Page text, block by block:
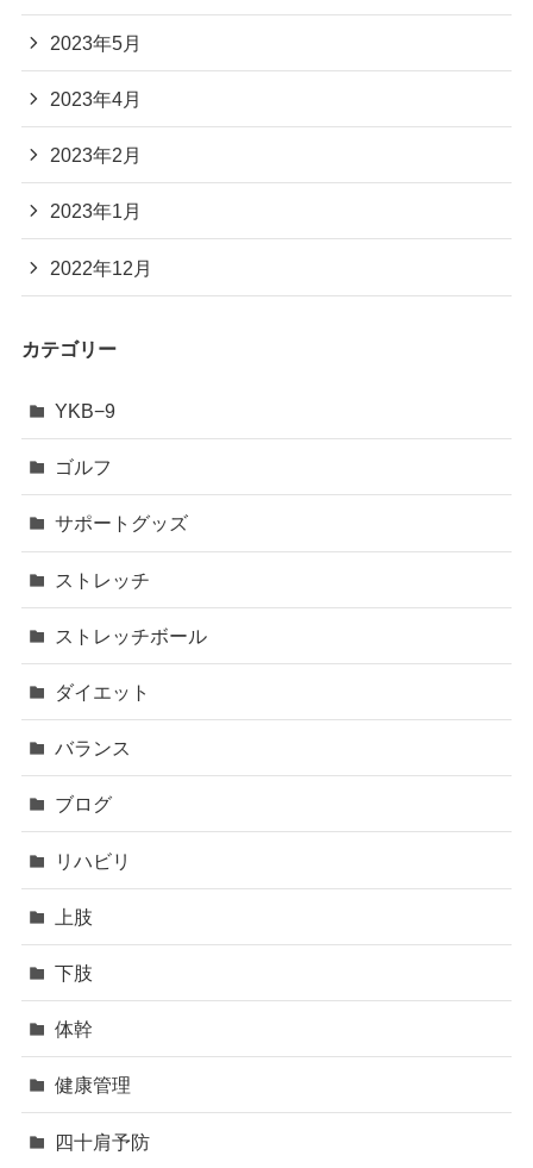
2023年5月
2023年4月
2023年2月
2023年1月
2022年12月
カテゴリー
YKB−9
ゴルフ
サポートグッズ
ストレッチ
ストレッチボール
ダイエット
バランス
ブログ
リハビリ
上肢
下肢
体幹
健康管理
四十肩予防